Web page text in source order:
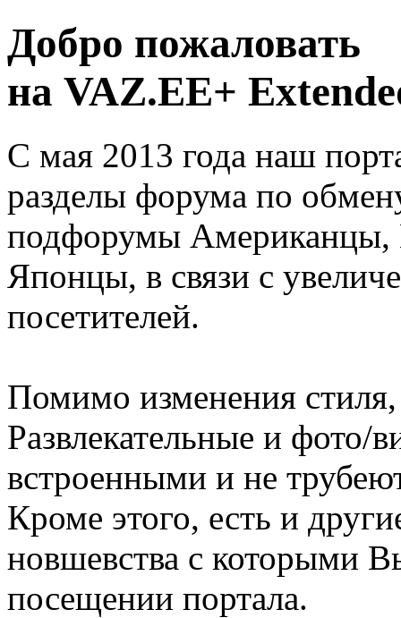
Добро пожаловать
на VAZ.EE+
С мая 2013 года наш
разделы форума по
подфорумы
Японцы, в связи с
посетителей.
Помимо изменения
Развлекательные и фото/
встроенными и не
Кроме этого, есть и
новшевства с которыми
посещении портала.